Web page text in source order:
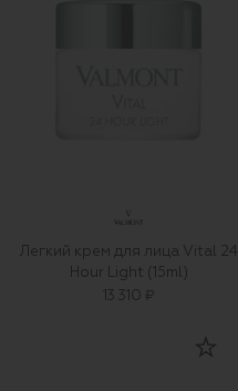
Легкий крем для лица Vital 24
Hour Light (15ml)
13 310 ₽